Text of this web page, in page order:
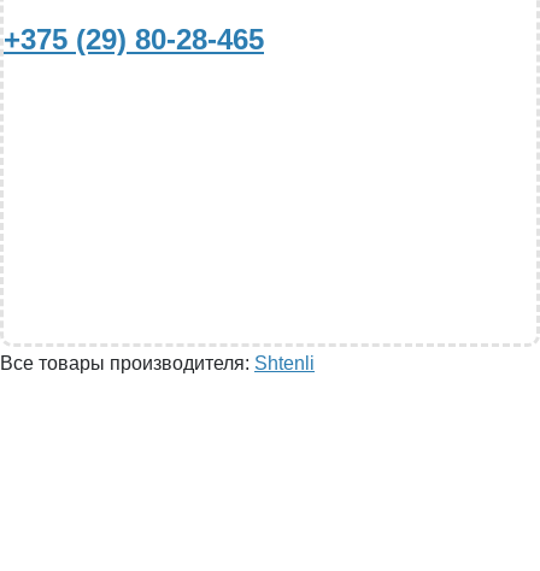
+375 (29) 80-28-465
Все товары производителя: Shtenli